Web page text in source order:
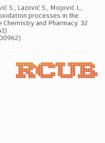
S., Lazović S., Mojović L.,
processes in the
and Pharmacy. 32